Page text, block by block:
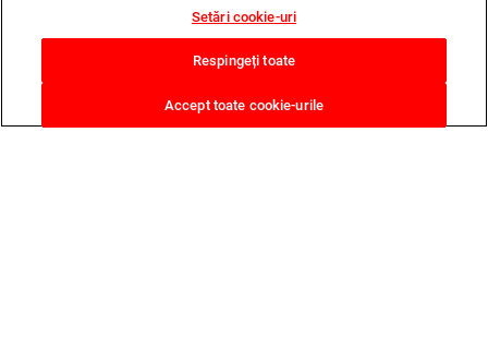
Setări cookie-uri
Respingeți toate
Accept toate cookie-urile